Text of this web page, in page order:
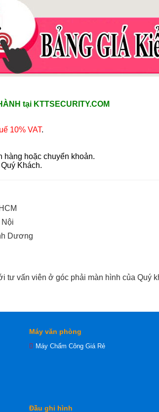
tại KTTSECURITY.COM
10% VAT.
hàng hoặc chuyển khoản.
Khách.
Nội
Dương
tư vấn viên ở góc phải màn hình của Quý
Máy văn phòng
Máy Chấm Công Giá Rẻ
Đầu ghi hình